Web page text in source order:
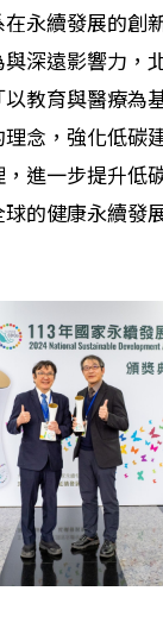
永續發展的創
深遠影響力，
教育與醫療為
念，強化低碳
進一步提升低
的健康永續發